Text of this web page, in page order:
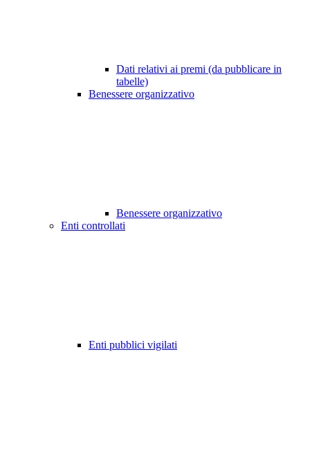
Dati relativi ai premi (da pubblicare in
tabelle)
Benessere organizzativo
Benessere organizzativo
Enti controllati
Enti pubblici vigilati